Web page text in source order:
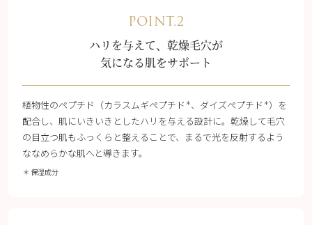
POINT.2
ハリを与えて、乾燥毛穴が
気になる肌をサポート
植物性のペプチド（カラスムギペプチド ＊、ダイズぺプチド ＊）を
配合し、肌にいきいきとしたハリを与える設計に。乾燥して毛穴
の目立つ肌もふっくらと整えることで、まるで光を反射するよう
ななめらかな肌へと導きます。
＊ 保湿成分